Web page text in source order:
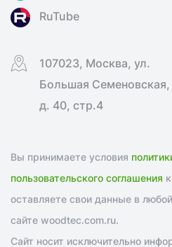
RuTube
107023, Москва, ул.
Большая Семеновская,
д. 40, стр.4
Вы принимаете условия
пользовательского соглашения
оставляете свои данные в
сайте woodtec.com.ru.
Сайт носит исключительно